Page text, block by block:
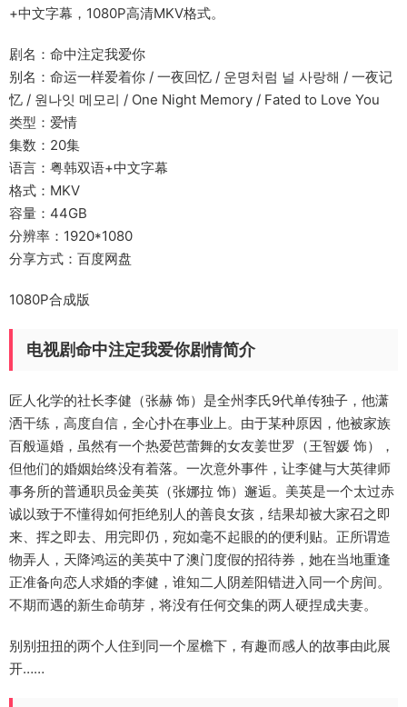
+中文字幕，1080P高清MKV格式。
剧名：命中注定我爱你
别名：命运一样爱着你 / 一夜回忆 / 운명처럼 널 사랑해 / 一夜记
忆 / 원나잇 메모리 / One Night Memory / Fated to Love You
类型：爱情
集数：20集
语言：粤韩双语+中文字幕
格式：MKV
容量：44GB
分辨率：1920*1080
分享方式：百度网盘
1080P合成版
电视剧命中注定我爱你剧情简介
匠人化学的社长李健（张赫 饰）是全州李氏9代单传独子，他潇
洒干练，高度自信，全心扑在事业上。由于某种原因，他被家族
百般逼婚，虽然有一个热爱芭蕾舞的女友姜世罗（王智媛 饰），
但他们的婚姻始终没有着落。一次意外事件，让李健与大英律师
事务所的普通职员金美英（张娜拉 饰）邂逅。美英是一个太过赤
诚以致于不懂得如何拒绝别人的善良女孩，结果却被大家召之即
来、挥之即去、用完即仍，宛如毫不起眼的的便利贴。正所谓造
物弄人，天降鸿运的美英中了澳门度假的招待券，她在当地重逢
正准备向恋人求婚的李健，谁知二人阴差阳错进入同一个房间。
不期而遇的新生命萌芽，将没有任何交集的两人硬捏成夫妻。
别别扭扭的两个人住到同一个屋檐下，有趣而感人的故事由此展
开……